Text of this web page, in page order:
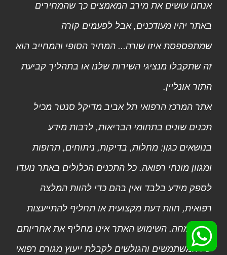
אנחנו עושים את מירב המאמצים כך שהמחירים
באתר יהיו מעודכנים, אבל לפעמים קורה
שמתפספסת איזו שורה... המחיר הסופי והמחייב הוא
זה שתקבלו מנציגי השירות שלנו או בתהליך קביעת
התור אונליין.
אתר המרכז הרפואי תל אביב מדיקל סנטר מכיל
תכנים שונים בתחומי הבריאות, לרבות מידע
בנושאים כגון: מחלות, בדיקות, ניתוחים, תרופות
ומגוון מונחי רפואה. כל התכנים הכלולים באתר נועדו
לספק מידע בלבד ואין בהם כדי להוות המלצה
רפואית, חוות דעת מקצועית או תחליף להתייעצות
עם מומחה. השימוש האתר אינו מחליף את אחריותם
של המשתמשים והגולשים לקבלת ייעוץ מגורם רפואי